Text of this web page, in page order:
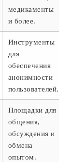
медикаменты
и более.
Инструменты
для
обеспечения
анонимности
пользователей.
Площадки для
общения,
обсуждения и
обмена
опытом.